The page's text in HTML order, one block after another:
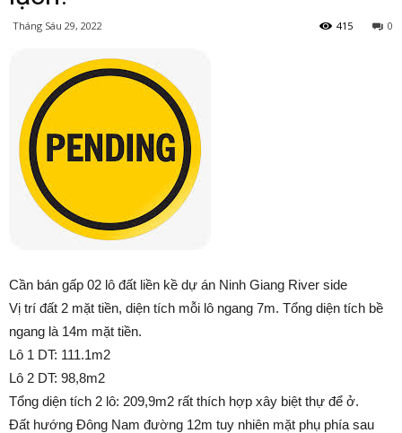
Tháng Sáu 29, 2022 0
415
Cần bán gấp 02 lô đất liền kề dự án Ninh Giang River side
Vị trí đất 2 mặt tiền, diện tích mỗi lô ngang 7m. Tổng diện tích bề
ngang là 14m mặt tiền.
Lô 1 DT: 111.1m2
Lô 2 DT: 98,8m2
Tổng diện tích 2 lô: 209,9m2 rất thích hợp xây biệt thự để ở.
Đất hướng Đông Nam đường 12m tuy nhiên mặt phụ phía sau